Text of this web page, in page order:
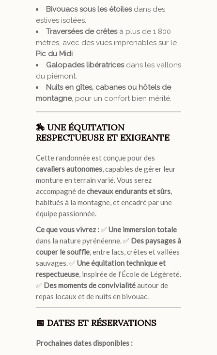
Bivouacs sous les étoilesdans des
estives isolées.
Traversées de crêtesà plus de 1 800
mètres, avec des vues imprenables sur le
Pic du Midi.
Galopades libératricesdans les vallons
du piémont.
Nuits en gîtes, cabanes ou hôtels de
montagne, pour un confort bien mérité.
🏇 UNE ÉQUITATION
RESPECTUEUSE ET EXIGEANTE
Cette randonnée est conçue pour des
cavaliers autonomes, capables de gérer leur
monture en terrain varié. Vous serez
accompagné dechevaux endurants et sûrs,
habitués à la montagne, et encadré par une
équipe passionnée.
Ce que vous vivrez :✅Une immersion totale
dans la nature pyrénéenne. ✅ Des paysages à
couper le souffle, entre lacs, crêtes et vallées
sauvages. ✅Une équitation technique et
respectueuse, inspirée de l’École de Légèreté.
✅ Des moments de convivialitéautour de
repas locaux et de nuits en bivouac.
📅 DATES ET RÉSERVATIONS
Prochaines dates disponibles :